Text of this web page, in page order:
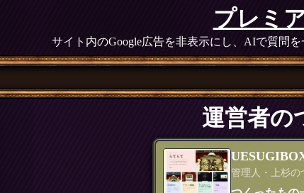
プレミ
サイト内のGoogle広告を非表示にし、AIで質問
運営者の
管理人・上杉の